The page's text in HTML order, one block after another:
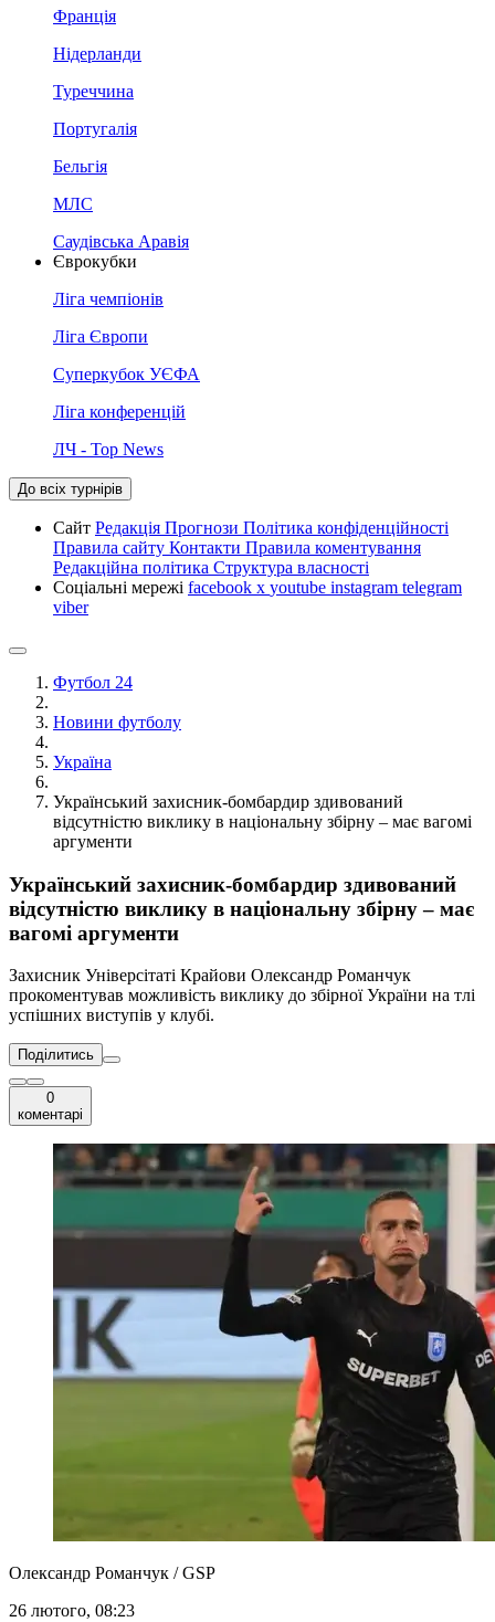
Франція
Нідерланди
Туреччина
Португалія
Бельгія
МЛС
Саудівська Аравія
Єврокубки
Ліга чемпіонів
Ліга Європи
Суперкубок УЄФА
Ліга конференцій
ЛЧ - Top News
До всіх турнірів
Сайт Редакція Прогнози Політика конфіденційності
Правила сайту Контакти Правила коментування
Редакційна політика Структура власності
Соціальні мережі facebook x youtube instagram telegram
viber
Футбол 24
Новини футболу
Україна
Український захисник-бомбардир здивований
відсутністю виклику в національну збірну – має вагомі
аргументи
Український захисник-бомбардир здивований
відсутністю виклику в національну збірну – має
вагомі аргументи
Захисник Універсітаті Крайови Олександр Романчук
прокоментував можливість виклику до збірної України на тлі
успішних виступів у клубі.
Поділитись
0
коментарі
Олександр Романчук / GSP
26 лютого, 08:23